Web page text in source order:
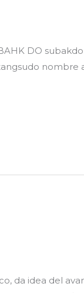
DO subakdo
nombre
da idea del